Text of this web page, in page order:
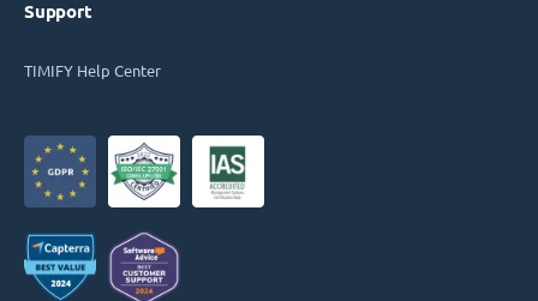
Support
TIMIFY Help Center